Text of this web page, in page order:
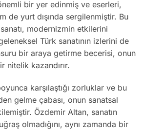
bir yer edinmiş ve eserleri,
de yurt dışında sergilenmiştir. Bu
modernizmin etkilerini
Türk sanatının izlerini de
bir araya getirme becerisi, onun
nitelik kazandırır.
karşılaştığı zorluklar ve bu
gelme çabası, onun sanatsal
Özdemir Altan, sanatın
olmadığını, aynı zamanda bir